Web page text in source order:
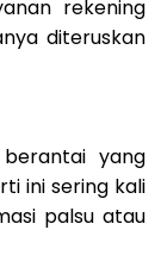
rekening
diteruskan
yang
ini sering kali
palsu atau